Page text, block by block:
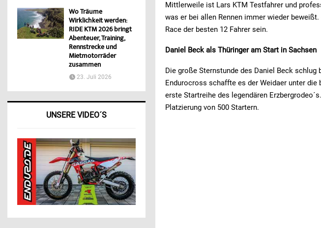
Mittlerweile ist Lars KTM Testfahrer und
was er bei allen Rennen immer wieder
Race der besten 12 Fahrer sein.
Daniel Beck als Thüringer am Start in Sachsen
Die große Sternstunde des Daniel Beck
Endurocross schaffte es der Weidaer unter
erste Startreihe des legendären
Platzierung von 500 Startern.
Wo Träume
Wirklichkeit werden:
RIDE KTM 2026 bringt
Abenteuer, Training,
Rennstrecke und
Mietmotorräder
zusammen
23. Juli 2026
UNSERE VIDEO´S